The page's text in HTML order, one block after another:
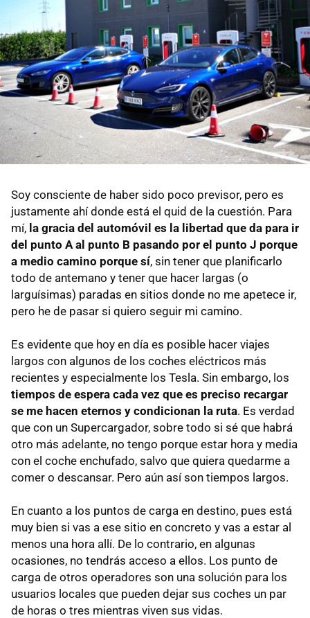
Soy consciente de haber sido poco previsor, pero es
justamente ahí donde está el quid de la cuestión. Para
mí, la gracia del automóvil es la libertad que da para ir
del punto A al punto B pasando por el punto J porque
a medio camino porque sí, sin tener que planificarlo
todo de antemano y tener que hacer largas (o
larguísimas) paradas en sitios donde no me apetece ir,
pero he de pasar si quiero seguir mi camino.
Es evidente que hoy en día es posible hacer viajes
largos con algunos de los coches eléctricos más
recientes y especialmente los Tesla. Sin embargo, los
tiempos de espera cada vez que es preciso recargar
se me hacen eternos y condicionan la ruta. Es verdad
que con un Supercargador, sobre todo si sé que habrá
otro más adelante, no tengo porque estar hora y media
con el coche enchufado, salvo que quiera quedarme a
comer o descansar. Pero aún así son tiempos largos.
En cuanto a los puntos de carga en destino, pues está
muy bien si vas a ese sitio en concreto y vas a estar al
menos una hora allí. De lo contrario, en algunas
ocasiones, no tendrás acceso a ellos. Los punto de
carga de otros operadores son una solución para los
usuarios locales que pueden dejar sus coches un par
de horas o tres mientras viven sus vidas.